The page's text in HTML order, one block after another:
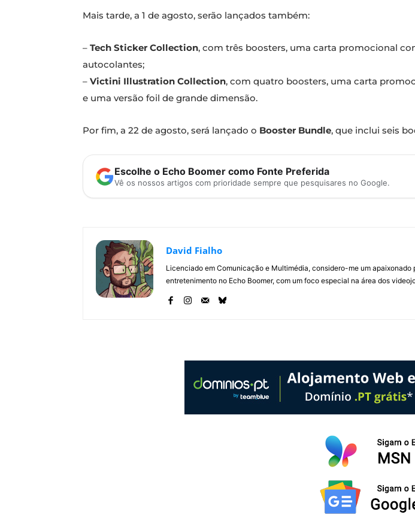
Mais tarde, a 1 de agosto, serão lançados também:
– Tech Sticker Collection, com três boosters, uma carta promocional
autocolantes;
– Victini Illustration Collection, com quatro boosters, uma carta
e uma versão foil de grande dimensão.
Por fim, a 22 de agosto, será lançado o Booster Bundle, que inclui seis
Escolhe o Echo Boomer como Fonte Preferida
Vê os nossos artigos com prioridade sempre que pesquisares no Google.
David Fialho
Licenciado em Comunicação e Multimédia, considero-me um
entretenimento no Echo Boomer, com um foco especial na área dos